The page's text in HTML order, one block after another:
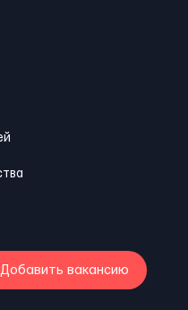
Добавить вакансию